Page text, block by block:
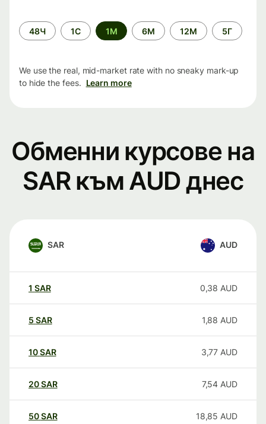
Time
period
48Ч 1С 1М 6М 12М 5Г
We use the real, mid-market rate with no sneaky mark-up
to hide the fees. Learn more
Обменни курсове на
SAR към AUD днес
SAR AUD
1 SAR 0,38 AUD
5 SAR 1,88 AUD
10SAR 3,77 AUD
20SAR 7,54 AUD
50SAR 18,85 AUD